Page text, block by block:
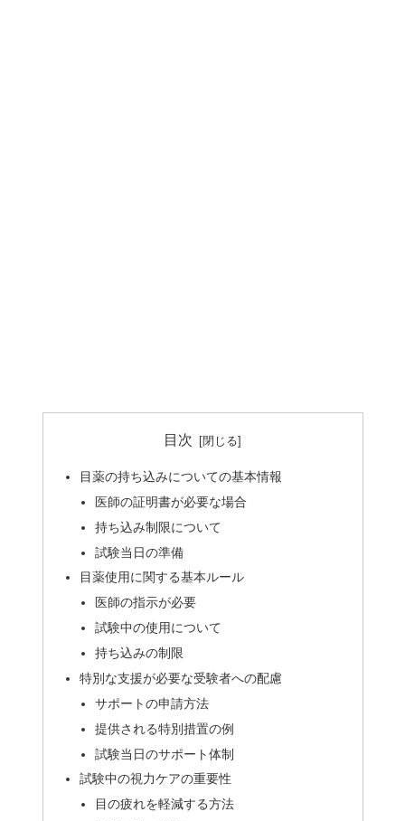
目次
目薬の持ち込みについての基本情報
医師の証明書が必要な場合
持ち込み制限について
試験当日の準備
目薬使用に関する基本ルール
医師の指示が必要
試験中の使用について
持ち込みの制限
特別な支援が必要な受験者への配慮
サポートの申請方法
提供される特別措置の例
試験当日のサポート体制
試験中の視力ケアの重要性
目の疲れを軽減する方法